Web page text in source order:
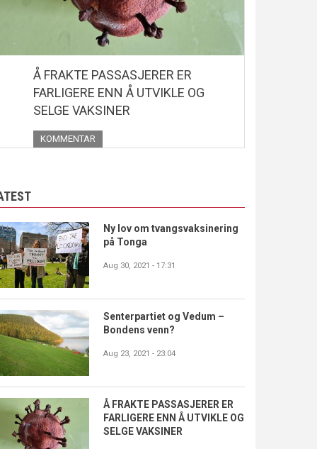
Å FRAKTE PASSASJERER ER
FARLIGERE ENN Å UTVIKLE OG
SELGE VAKSINER
KOMMENTAR
Ny lov om tvangsvaksinering
på Tonga
Aug 30, 2021 - 17:31
Senterpartiet og Vedum –
Bondens venn?
Aug 23, 2021 - 23:04
Å FRAKTE PASSASJERER ER
FARLIGERE ENN Å UTVIKLE OG
SELGE VAKSINER